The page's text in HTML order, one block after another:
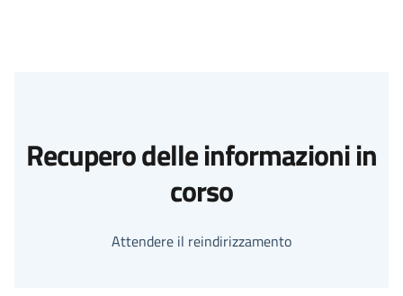
Recupero delle informazioni in
corso
Attendere il reindirizzamento